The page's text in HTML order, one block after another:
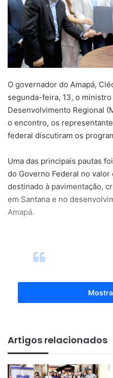
O governador do Amapá,
segunda-feira, 13, o
Desenvolvimento Regional
o encontro, os
federal discutiram os
Uma das principais pautas
do Governo Federal no
destinado à pavimentação,
em Santana e no
Amapá.
representativa a
possibilidades
seus
para alinhar com
Artigos relacionados